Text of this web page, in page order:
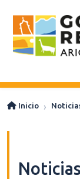
Inicio
Noticias